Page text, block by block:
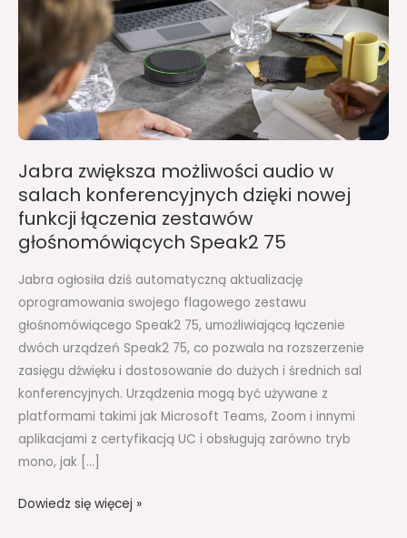
Jabra zwiększa możliwości audio w
salach konferencyjnych dzięki nowej
funkcji łączenia zestawów
głośnomówiących Speak2 75
Jabra ogłosiła dziś automatyczną aktualizację
oprogramowania swojego flagowego zestawu
głośnomówiącego Speak2 75, umożliwiającą łączenie
dwóch urządzeń Speak2 75, co pozwala na rozszerzenie
zasięgu dźwięku i dostosowanie do dużych i średnich sal
konferencyjnych. Urządzenia mogą być używane z
platformami takimi jak Microsoft Teams, Zoom i innymi
aplikacjami z certyfikacją UC i obsługują zarówno tryb
mono, jak […]
salach
konferencyjnych
dzięki
nowej
funkcji
łączenia
głośnomówiących
Speak2
75
Dowiedz się więcej »